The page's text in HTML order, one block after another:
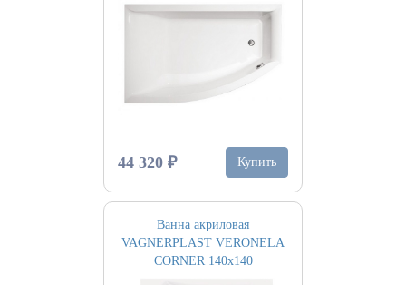
44 320 ₽ Купить
Ванна акриловая
VAGNERPLAST VERONELA
CORNER 140х140